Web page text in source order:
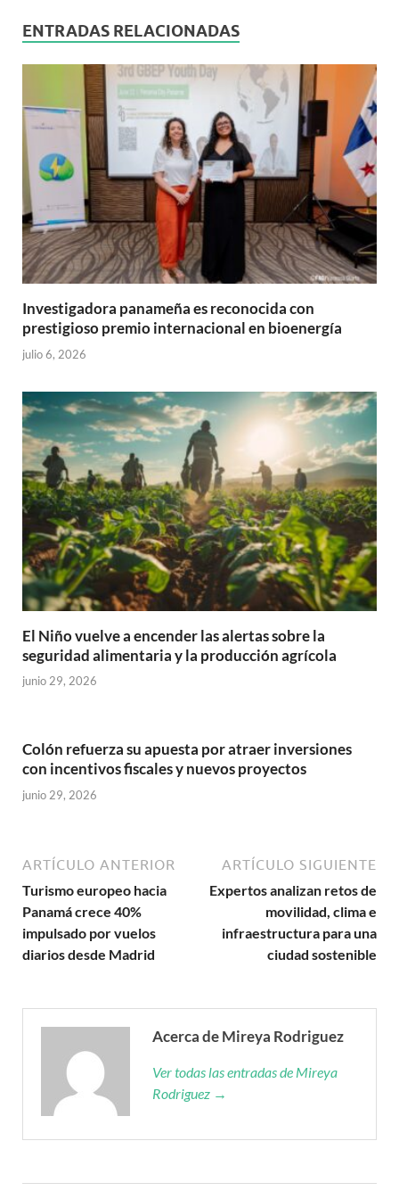
ENTRADAS RELACIONADAS
Investigadora panameña es reconocida con
prestigioso premio internacional en bioenergía
julio 6, 2026
El Niño vuelve a encender las alertas sobre la
seguridad alimentaria y la producción agrícola
junio 29, 2026
Colón refuerza su apuesta por atraer inversiones
con incentivos fiscales y nuevos proyectos
junio 29, 2026
ARTÍCULO ANTERIOR
Turismo europeo hacia
Panamá crece 40%
impulsado por vuelos
diarios desde Madrid
ARTÍCULO SIGUIENTE
Expertos analizan retos de
movilidad, clima e
infraestructura para una
ciudad sostenible
Acerca de Mireya Rodriguez
Ver todas las entradas de Mireya
Rodriguez →